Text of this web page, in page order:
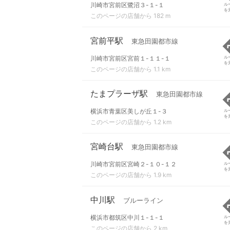
川崎市宮前区鷺沼３-１-１
このページの店舗から 182 m
ル
を
宮前平駅 東急田園都市線
川崎市宮前区宮前１-１１-１
このページの店舗から 1.1 km
ル
を
たまプラーザ駅 東急田園都市線
横浜市青葉区美しが丘１-３
このページの店舗から 1.2 km
ル
を
宮崎台駅 東急田園都市線
川崎市宮前区宮崎２-１０-１２
このページの店舗から 1.9 km
ル
を
中川駅 ブルーライン
横浜市都筑区中川１-１-１
このページの店舗から 2 km
ル
を